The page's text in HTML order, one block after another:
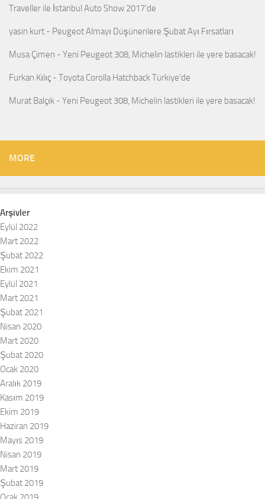
Traveller ile İstanbul Auto Show 2017’de
yasin kurt - Peugeot Almayı Düşünenlere Şubat Ayı Fırsatları
Musa Çimen - Yeni Peugeot 308, Michelin lastikleri ile yere basacak!
Furkan Kılıç - Toyota Corolla Hatchback Türkiye’de
Murat Balçık - Yeni Peugeot 308, Michelin lastikleri ile yere basacak!
MORE
Arşivler
Eylül 2022
Mart 2022
Şubat 2022
Ekim 2021
Eylül 2021
Mart 2021
Şubat 2021
Nisan 2020
Mart 2020
Şubat 2020
Ocak 2020
Aralık 2019
Kasım 2019
Ekim 2019
Haziran 2019
Mayıs 2019
Nisan 2019
Mart 2019
Şubat 2019